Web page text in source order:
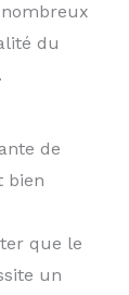
du
de
bien
que le
un